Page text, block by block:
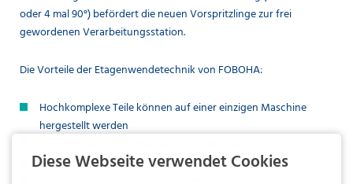
oder 4 mal 90°) befördert die neuen Vorspritzlinge zur frei
gewordenen Verarbeitungsstation.
Die Vorteile der Etagenwendetechnik von FOBOHA:
Hochkomplexe Teile können auf einer einzigen Maschine
hergestellt werden
Die Kavitäten können verdoppelt werden
Diese Webseite verwendet Cookies